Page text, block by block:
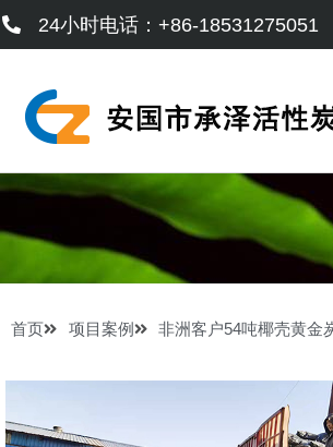
跳
至
24小时电话：+86-18531275051
首页 项目案例 非洲客户54吨椰壳黄金